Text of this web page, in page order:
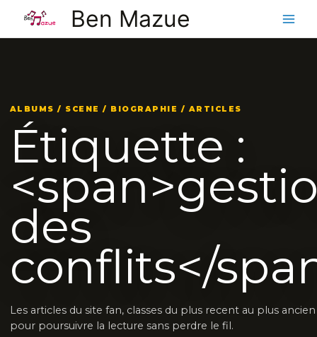
contenu
Ben Mazue
ALBUMS / SCENE / BIOGRAPHIE / ARTICLES
Étiquette :
des
conflits</
Les articles du site fan, classes du plus recent au plus ancien
pour poursuivre la lecture sans perdre le fil.